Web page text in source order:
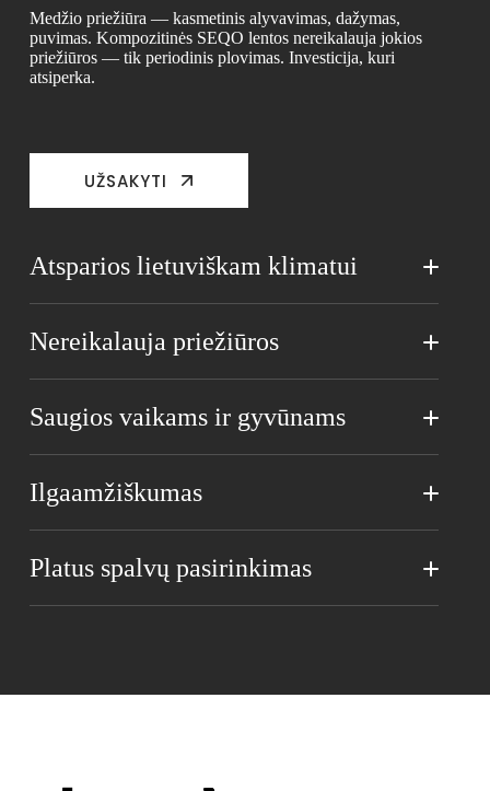
Medžio priežiūra — kasmetinis alyvavimas, dažymas,
puvimas. Kompozitinės SEQO lentos nereikalauja jokios
priežiūros — tik periodinis plovimas. Investicija, kuri
atsiperka.
UŽSAKYTI
Atsparios lietuviškam klimatui
Nereikalauja priežiūros
Saugios vaikams ir gyvūnams
Ilgaamžiškumas
Platus spalvų pasirinkimas